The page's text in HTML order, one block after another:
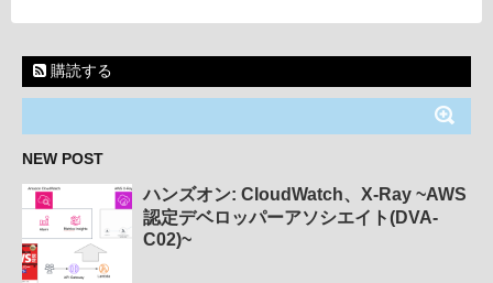
購読する
NEW POST
ハンズオン: CloudWatch、X-Ray ~AWS
認定デベロッパーアソシエイト(DVA-
C02)~